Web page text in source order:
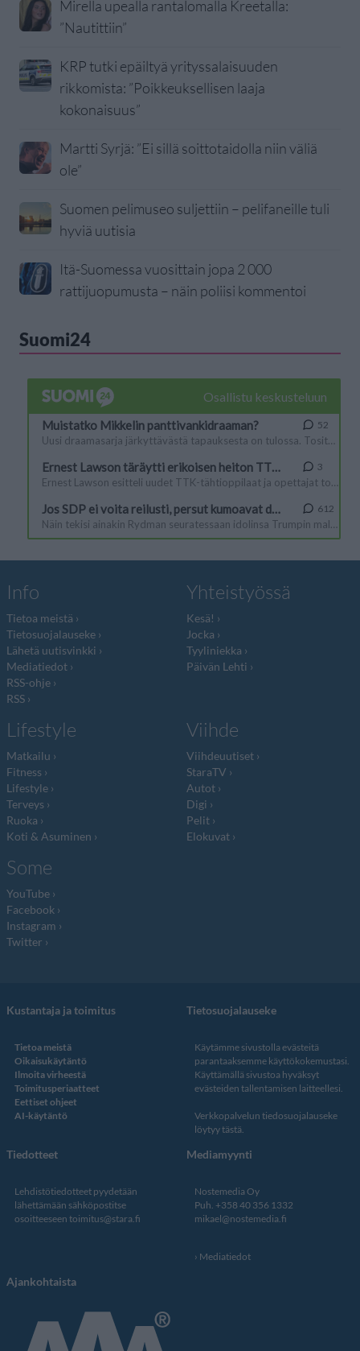
Mirella upealla rantalomalla Kreetalla:
”Nautittiin”
KRP tutki epäiltyä yrityssalaisuuden
rikkomista: ”Poikkeuksellisen laaja
kokonaisuus”
Martti Syrjä: ”Ei sillä soittotaidolla niin väliä
ole”
Suomen pelimuseo suljettiin – pelifaneille tuli
hyviä uutisia
Itä-Suomessa vuosittain jopa 2 000
rattijuopumusta – näin poliisi kommentoi
Suomi24
Info
Tietoa meistä
Tietosuojalauseke
Lähetä uutisvinkki
Mediatiedot
RSS-ohje
RSS
Yhteistyössä
Kesä!
Jocka
Tyyliniekka
Päivän Lehti
Lifestyle
Matkailu
Fitness
Lifestyle
Terveys
Ruoka
Koti & Asuminen
Viihde
Viihdeuutiset
StaraTV
Autot
Digi
Pelit
Elokuvat
Some
YouTube
Facebook
Instagram
Twitter
Kustantaja ja toimitus
Tietoa meistä
Oikaisukäytäntö
Ilmoita virheestä
Toimitusperiaatteet
Eettiset ohjeet
AI-käytäntö
Tietosuojalauseke
Käytämme sivustolla evästeitä
parantaaksemme käyttökokemustasi.
Käyttämällä sivustoa hyväksyt
evästeiden tallentamisen laitteellesi.
Verkkopalvelun tiedosuojalauseke
löytyy tästä.
Tiedotteet
Lehdistötiedotteet pyydetään
lähettämään sähköpostitse
osoitteeseen toimitus@stara.fi
Mediamyynti
Nostemedia Oy
Puh. +358 40 356 1332
mikael@nostemedia.fi
Mediatiedot
Ajankohtaista